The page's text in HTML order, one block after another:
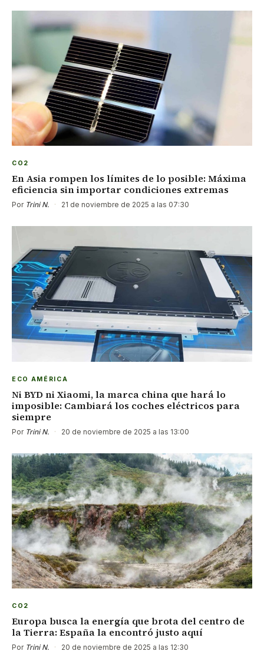
CO2
En Asia rompen los límites de lo posible: Máxima
eficiencia sin importar condiciones extremas
Por Trini N. · 21 de noviembre de 2025 a las 07:30
ECO AMÉRICA
Ni BYD ni Xiaomi, la marca china que hará lo
imposible: Cambiará los coches eléctricos para
siempre
Por Trini N. · 20 de noviembre de 2025 a las 13:00
CO2
Europa busca la energía que brota del centro de
la Tierra: España la encontró justo aquí
Por Trini N. · 20 de noviembre de 2025 a las 12:30